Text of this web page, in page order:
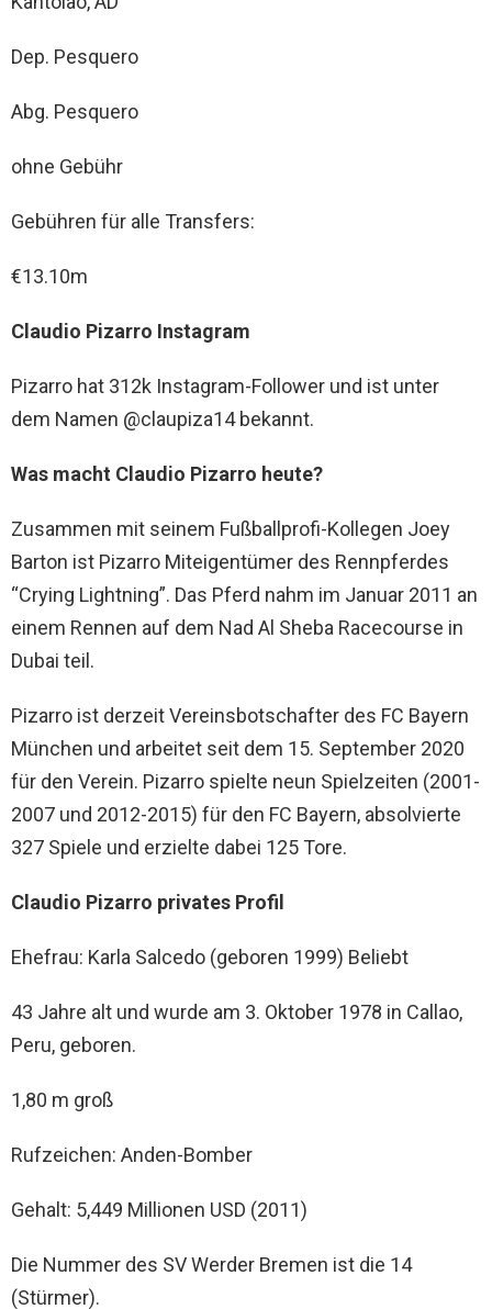
Dep. Pesquero
Abg. Pesquero
ohne Gebühr
Gebühren für alle Transfers:
€13.10m
Claudio Pizarro Instagram
Pizarro hat 312k Instagram-Follower und ist unter
dem Namen @claupiza14 bekannt.
Was macht Claudio Pizarro heute?
Zusammen mit seinem Fußballprofi-Kollegen Joey
Barton ist Pizarro Miteigentümer des Rennpferdes
“Crying Lightning”. Das Pferd nahm im Januar 2011 an
einem Rennen auf dem Nad Al Sheba Racecourse in
Dubai teil.
Pizarro ist derzeit Vereinsbotschafter des FC Bayern
München und arbeitet seit dem 15. September 2020
für den Verein. Pizarro spielte neun Spielzeiten (2001-
2007 und 2012-2015) für den FC Bayern, absolvierte
327 Spiele und erzielte dabei 125 Tore.
Claudio Pizarro privates Profil
Ehefrau: Karla Salcedo (geboren 1999) Beliebt
43 Jahre alt und wurde am 3. Oktober 1978 in Callao,
Peru, geboren.
1,80 m groß
Rufzeichen: Anden-Bomber
Gehalt: 5,449 Millionen USD (2011)
Die Nummer des SV Werder Bremen ist die 14
(Stürmer).